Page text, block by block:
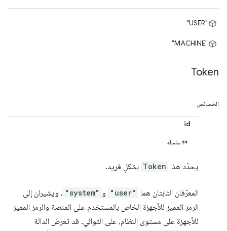
"USER"
"MACHINE"
Token
الخصائص
id
سلسلة
يحدّد هذا Token بشكلٍ فريد.
المعرّفان الثابتان هما "user" و "system" ، ويشيران إلى
الرمز المميز للأجهزة الخاص بالمستخدم على المنصة والرمز المميز
للأجهزة على مستوى النظام، على التوالي. قد تعرض الدالة